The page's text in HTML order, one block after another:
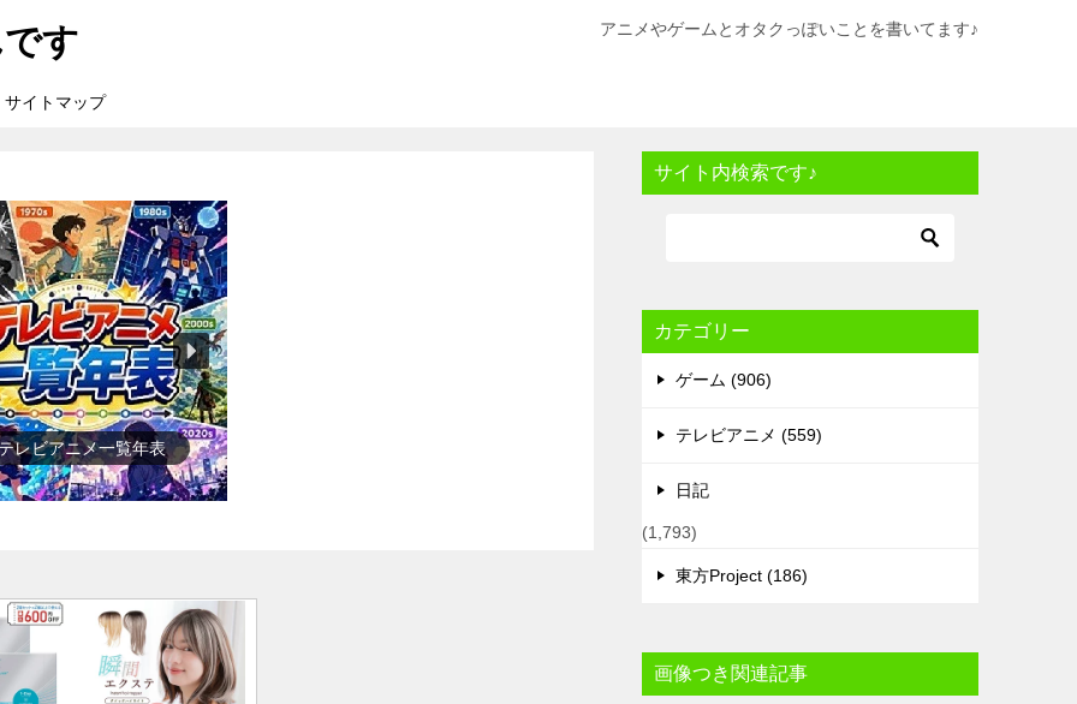
す アニメやゲームとオタクっぽいことを書いてます♪
サイトマップ
●ゲーム一覧年表
サイト内検索です♪
カテゴリー
ゲーム (906)
テレビアニメ (559)
日記
(1,793)
東方Project (186)
画像つき関連記事